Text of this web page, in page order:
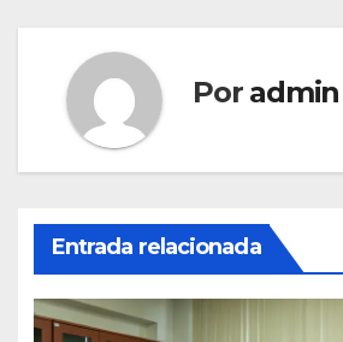
Por admin
Entrada relacionada